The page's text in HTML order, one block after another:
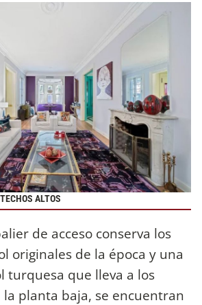
ALTOS
de acceso conserva los
originales de la época y una
turquesa que lleva a los
planta baja, se encuentran